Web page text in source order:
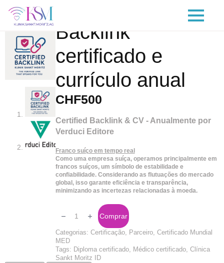
Backlink
certificado e
currículo anual
CHF500
Certified Backlink & CV - Anualmente por
Verduci Editore
Franco suíço em tempo real
Como uma empresa suíça, operamos principalmente em
francos suíços, um símbolo de estabilidade e
confiabilidade. Considerando as flutuações do mercado
global, isso garante eficiência e transparência,
minimizando as incertezas relacionadas à moeda.
Backlink
CV
Yearly
quantidade
Comprar
Categorias: Certificação, Parceiro, Certificado Mundial
MED
Tags: Diploma certificado, Médico certificado, Clínica
Sankt Moritz ID